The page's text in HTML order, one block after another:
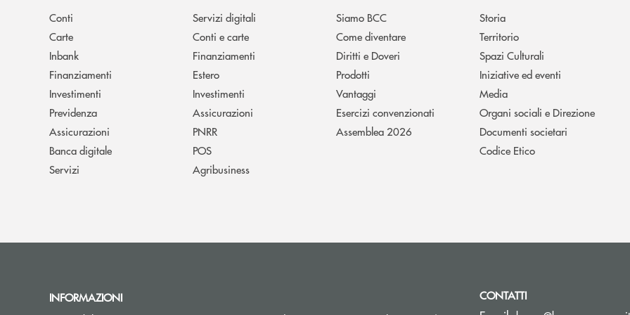
Conti
Carte
Inbank
Finanziamenti
Investimenti
Previdenza
Assicurazioni
Banca digitale
Servizi
Servizi digitali
Conti e carte
Finanziamenti
Estero
Investimenti
Assicurazioni
PNRR
POS
Agribusiness
Siamo BCC
Come diventare
Diritti e Doveri
Prodotti
Vantaggi
Esercizi convenzionati
Assemblea 2026
Storia
Territorio
Spazi Culturali
Iniziative ed eventi
Media
Organi sociali e Direzione
Documenti societari
Codice Etico
INFORMAZIONI
CONTATTI